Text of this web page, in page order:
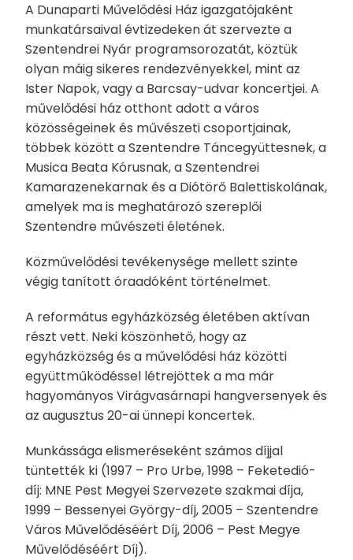
A Dunaparti Művelődési Ház igazgatójaként
munkatársaival évtizedeken át szervezte a
Szentendrei Nyár programsorozatát, köztük
olyan máig sikeres rendezvényekkel, mint az
Ister Napok, vagy a Barcsay-udvar koncertjei. A
művelődési ház otthont adott a város
közösségeinek és művészeti csoportjainak,
többek között a Szentendre Táncegyüttesnek, a
Musica Beata Kórusnak, a Szentendrei
Kamarazenekarnak és a Diótörő Balettiskolának,
amelyek ma is meghatározó szereplői
Szentendre művészeti életének.
Közművelődési tevékenysége mellett szinte
végig tanított óraadóként történelmet.
A református egyházközség életében aktívan
részt vett. Neki köszönhető, hogy az
egyházközség és a művelődési ház közötti
együttműködéssel létrejöttek a ma már
hagyományos Virágvasárnapi hangversenyek és
az augusztus 20-ai ünnepi koncertek.
Munkássága elismeréseként számos díjjal
tüntették ki (1997 – Pro Urbe, 1998 – Feketedió-
díj: MNE Pest Megyei Szervezete szakmai díja,
1999 – Bessenyei György-díj, 2005 – Szentendre
Város Művelődéséért Díj, 2006 – Pest Megye
Művelődéséért Díj).